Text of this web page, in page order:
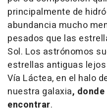
principalmente de
abundancia mucho
pesados que las
Sol. Los astrónomos
estrellas antiguas
Vía Láctea, en el halo
nuestra galaxia,
encontrar.